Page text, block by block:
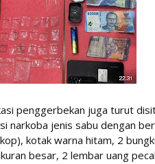
penggerbekan juga turut
narkoba jenis sabu dengan
kotak warna hitam, 2
besar, 2 lembar uang